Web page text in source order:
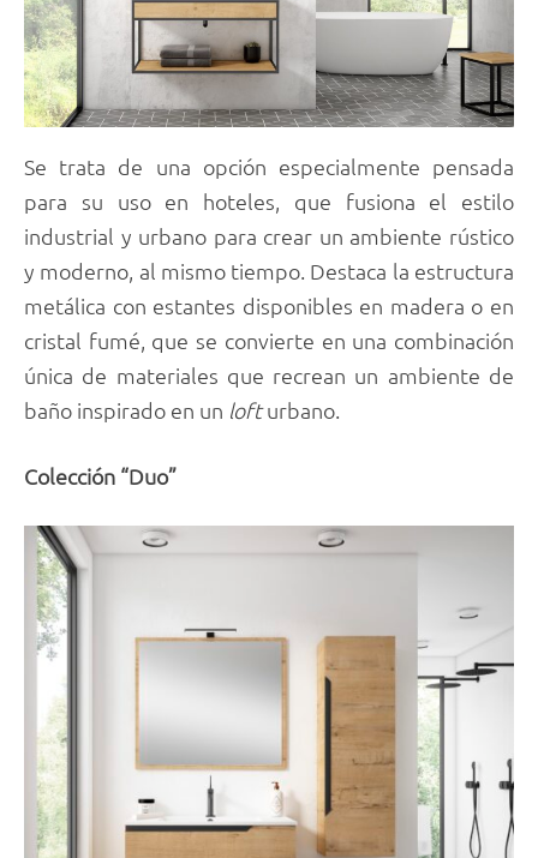
Se trata de una opción especialmente pensada
para su uso en hoteles, que fusiona el estilo
industrial y urbano para crear un ambiente rústico
y moderno, al mismo tiempo. Destaca la estructura
metálica con estantes disponibles en madera o en
cristal fumé, que se convierte en una combinación
única de materiales que recrean un ambiente de
baño inspirado en un lofturbano.
Colección “Duo”